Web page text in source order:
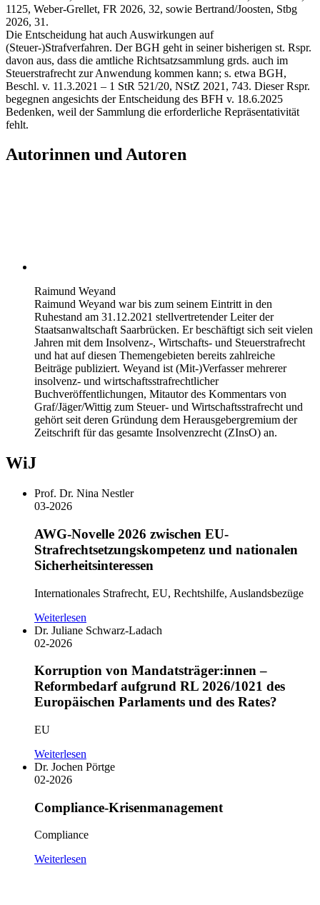
1125, Weber-Grellet, FR 2026, 32, sowie Bertrand/Joosten, Stbg
2026, 31.
Die Entscheidung hat auch Auswirkungen auf
(Steuer-)Strafverfahren. Der BGH geht in seiner bisherigen st. Rspr.
davon aus, dass die amtliche Richtsatzsammlung grds. auch im
Steuerstrafrecht zur Anwendung kommen kann; s. etwa BGH,
Beschl. v. 11.3.2021 – 1 StR 521/20, NStZ 2021, 743. Dieser Rspr.
begegnen angesichts der Entscheidung des BFH v. 18.6.2025
Bedenken, weil der Sammlung die erforderliche Repräsentativität
fehlt.
Autorinnen und Autoren
Raimund Weyand
Raimund Weyand war bis zum seinem Eintritt in den
Ruhestand am 31.12.2021 stellvertretender Leiter der
Staatsanwaltschaft Saarbrücken. Er beschäftigt sich seit vielen
Jahren mit dem Insolvenz-, Wirtschafts- und Steuerstrafrecht
und hat auf diesen Themengebieten bereits zahlreiche
Beiträge publiziert. Weyand ist (Mit-)Verfasser mehrerer
insolvenz- und wirtschaftsstrafrechtlicher
Buchveröffentlichungen, Mitautor des Kommentars von
Graf/Jäger/Wittig zum Steuer- und Wirtschaftsstrafrecht und
gehört seit deren Gründung dem Herausgebergremium der
Zeitschrift für das gesamte Insolvenzrecht (ZInsO) an.
WiJ
Prof. Dr. Nina Nestler
03-2026
AWG-Novelle 2026 zwischen EU-
Strafrechtsetzungskompetenz und nationalen
Sicherheitsinteressen
Internationales Strafrecht, EU, Rechtshilfe, Auslandsbezüge
Weiterlesen
Dr. Juliane Schwarz-Ladach
02-2026
Korruption von Mandatsträger:innen –
Reformbedarf aufgrund RL 2026/1021 des
Europäischen Parlaments und des Rates?
EU
Weiterlesen
Dr. Jochen Pörtge
02-2026
Compliance-Krisenmanagement
Compliance
Weiterlesen